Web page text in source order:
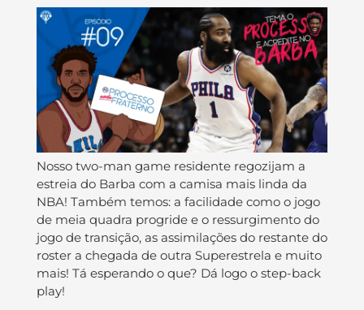
Nosso two-man game residente regozijam a
estreia do Barba com a camisa mais linda da
NBA! Também temos: a facilidade como o jogo
de meia quadra progride e o ressurgimento do
jogo de transição, as assimilações do restante do
roster a chegada de outra Superestrela e muito
mais! Tá esperando o que? Dá logo o step-back
play!